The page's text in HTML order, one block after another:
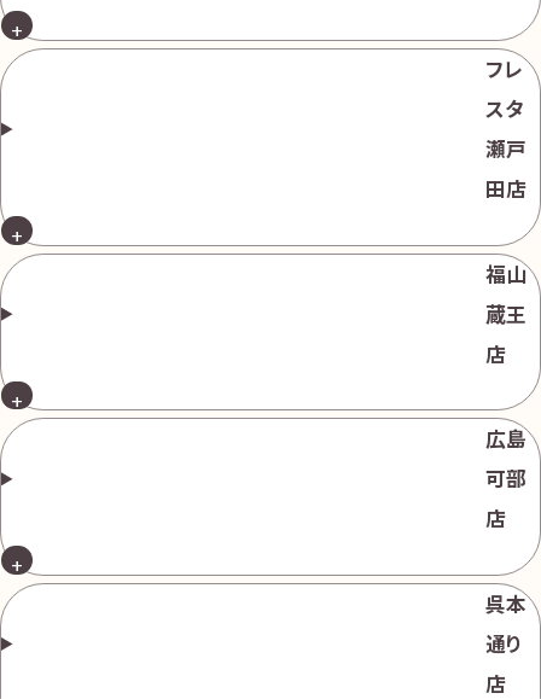
フレ
スタ
瀬戸
田店
福山
蔵王
店
広島
可部
店
呉本
通り
店